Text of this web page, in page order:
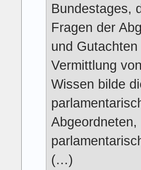
Bundestages,
Fragen der
und
Vermittlung
Wissen bilde
(…)